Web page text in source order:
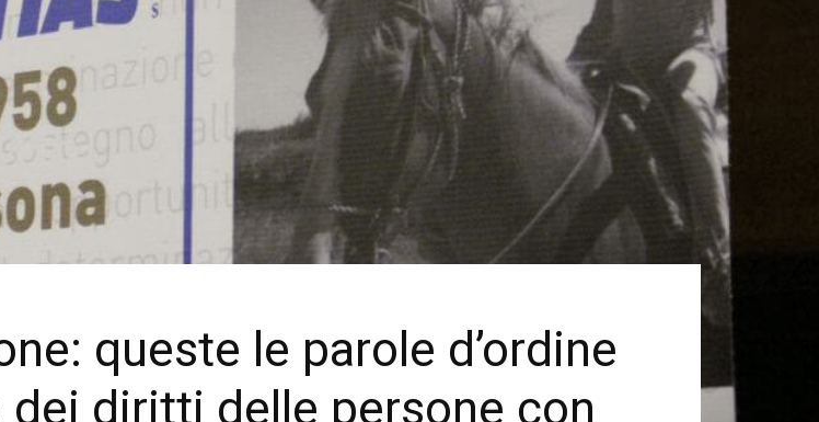
queste le parole d’ordine
diritti delle persone con